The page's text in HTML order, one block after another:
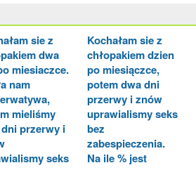
sie z
dwa
miesiaczce.
nam
mieliśmy
przerwy i
seks
Kochałam sie z
chłopakiem dzien
po miesiączce,
potem dwa dni
przerwy i znów
uprawialismy seks
bez
zabespieczenia.
Na ile % jest